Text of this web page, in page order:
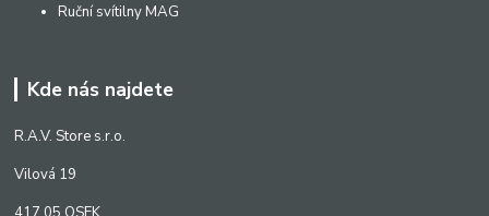
Ruční svítilny MAG
Kde nás najdete
R.A.V. Store s.r.o.
Vilová 19